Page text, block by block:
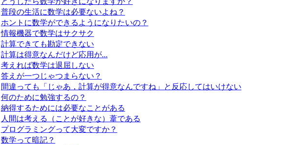
普段の生活に数学は必要ないよね？
ホントに数学ができるようになりたいの？
情報機器で数学はサクサク
計算できても勘定できない
計算は得意なんだけど応用が...
考えれば数学は退屈しない
答えが一つじゃつまらない？
間違っても「じゃあ，計算が得意なんですね」と反応してはいけない
何のために勉強するの？
納得するためには必要なことがある
人間は考える（ことが好きな）葦である
プログラミングって大変ですか？
数学って暗記？